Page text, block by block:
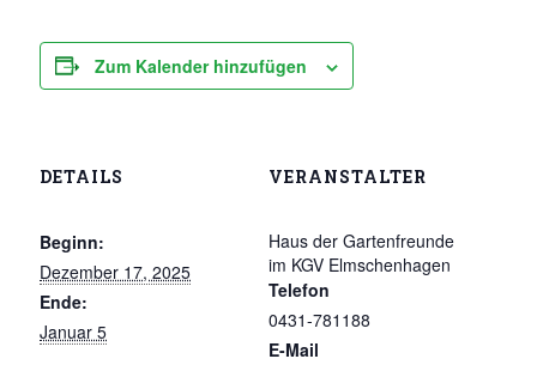
Zum Kalender hinzufügen
DETAILS
Beginn:
Dezember 17, 2025
Ende:
Januar 5
VERANSTALTER
Haus der Gartenfreunde
im KGV Elmschenhagen
Telefon
0431-781188
E-Mail